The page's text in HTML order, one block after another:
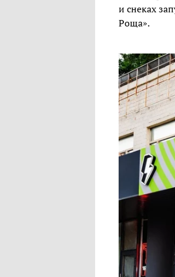
и снеках
Роща».